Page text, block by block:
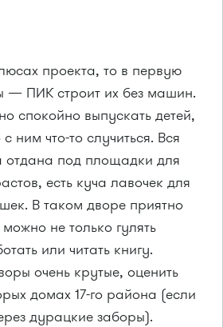
проекта, то в первую
— ПИК строит их без машин.
спокойно выпускать детей,
ним что-то случиться. Вся
отдана под площадки для
есть куча лавочек для
В таком дворе приятно
не только гулять
или читать книгу.
очень крутые, оценить
домах 17-го района (если
дурацкие заборы).